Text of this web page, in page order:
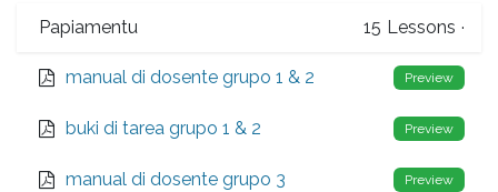
Papiamentu 15 Lessons ·
manual di dosente grupo 1 & 2 Preview
buki di tarea grupo 1 & 2 Preview
manual di dosente grupo 3 Preview